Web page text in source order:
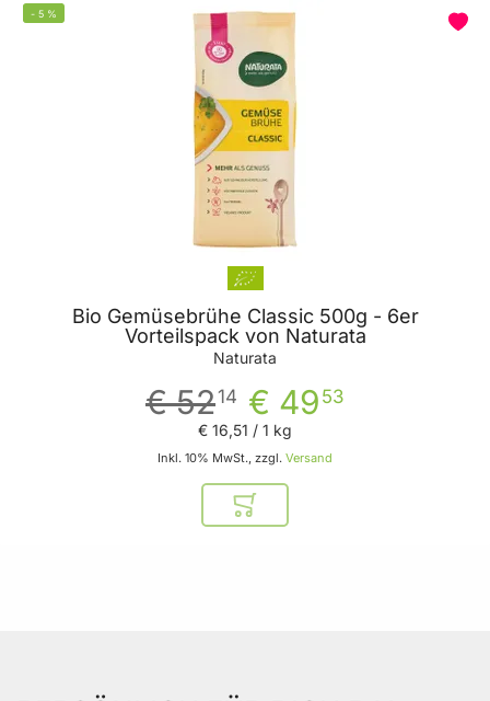
- 5 %
Bio Gemüsebrühe Classic 500g - 6er
Vorteilspack von Naturata
Naturata
€ 49 53
€ 5214
Inkl. 10% MwSt., zzgl. Versand
€ 16,51 / 1 kg
In den Warenkorb